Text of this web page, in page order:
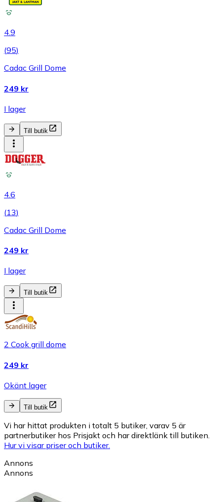
4.9
(95)
Cadac Grill Dome
249 kr
I lager
Till butik
4.6
(13)
Cadac Grill Dome
249 kr
I lager
Till butik
2 Cook grill dome
249 kr
Okänt lager
Till butik
Vi har hittat produkten i totalt 5 butiker, varav 5 är
partnerbutiker hos Prisjakt och har direktlänk till butiken.
Hur vi visar priser och butiker.
Annons
Annons